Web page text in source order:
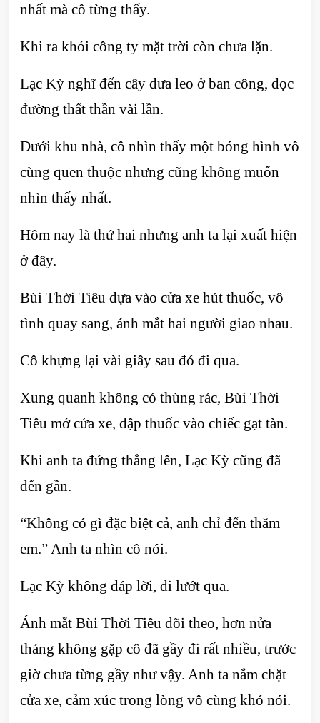
nhất mà cô từng thấy.
Khi ra khỏi công ty mặt trời còn chưa lặn.
Lạc Kỳ nghĩ đến cây dưa leo ở ban công, dọc
đường thất thần vài lần.
Dưới khu nhà, cô nhìn thấy một bóng hình vô
cùng quen thuộc nhưng cũng không muốn
nhìn thấy nhất.
Hôm nay là thứ hai nhưng anh ta lại xuất hiện
ở đây.
Bùi Thời Tiêu dựa vào cửa xe hút thuốc, vô
tình quay sang, ánh mắt hai người giao nhau.
Cô khựng lại vài giây sau đó đi qua.
Xung quanh không có thùng rác, Bùi Thời
Tiêu mở cửa xe, dập thuốc vào chiếc gạt tàn.
Khi anh ta đứng thẳng lên, Lạc Kỳ cũng đã
đến gần.
“Không có gì đặc biệt cả, anh chỉ đến thăm
em.” Anh ta nhìn cô nói.
Lạc Kỳ không đáp lời, đi lướt qua.
Ánh mắt Bùi Thời Tiêu dõi theo, hơn nửa
tháng không gặp cô đã gầy đi rất nhiều, trước
giờ chưa từng gầy như vậy. Anh ta nắm chặt
cửa xe, cảm xúc trong lòng vô cùng khó nói.